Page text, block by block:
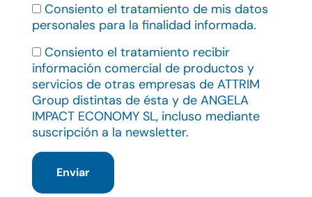
Consiento el tratamiento de mis datos
personales para la finalidad informada.
Consiento el tratamiento recibir
información comercial de productos y
servicios de otras empresas de ATTRIM
Group distintas de ésta y de ANGELA
IMPACT ECONOMY SL, incluso mediante
suscripción a la newsletter.
Enviar